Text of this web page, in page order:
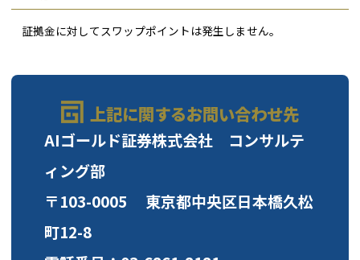
証拠金に対してスワップポイントは発生しません。
上記に関するお問い合わせ先
AIゴールド証券株式会社 コンサルテ
ィング部
〒103-0005 東京都中央区日本橋久松
町12-8